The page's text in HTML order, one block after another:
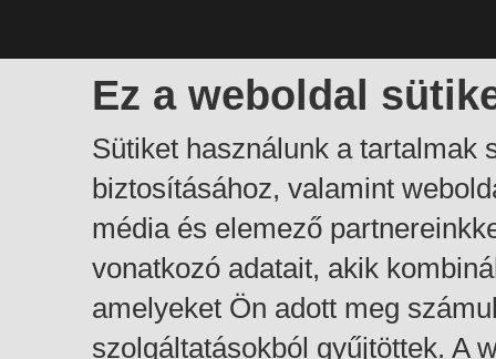
Ez a weboldal
Sütiket használunk a tartalmak
biztosításához, valamint
média és elemező
vonatkozó adatait, akik
amelyeket Ön adott meg
szolgáltatásokból gyűjtöttek. A